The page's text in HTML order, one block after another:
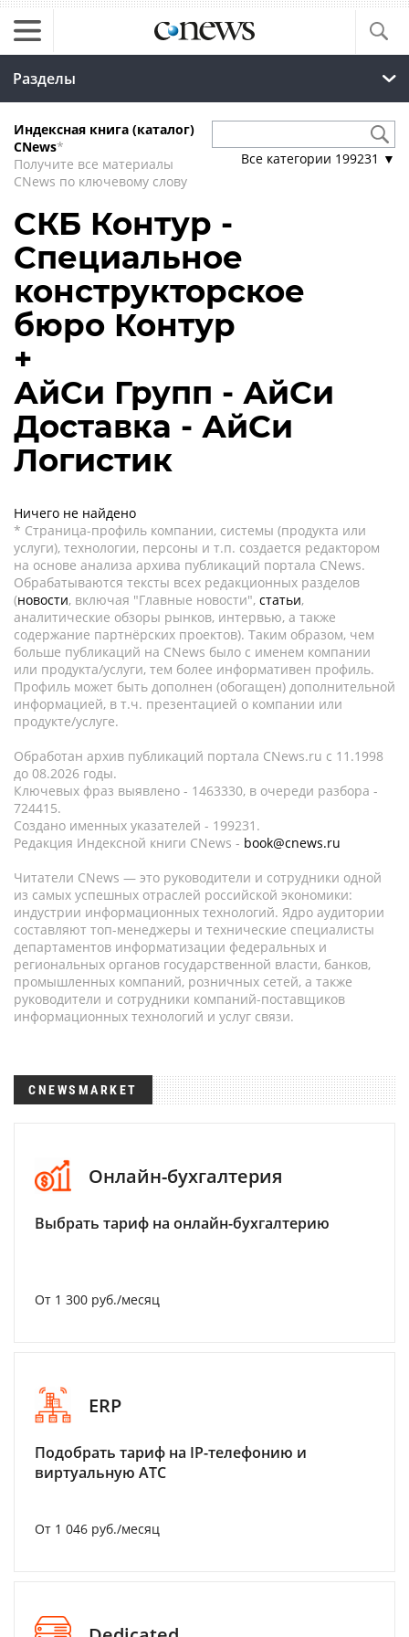
Разделы
Индексная книга (каталог)
CNews*
Получите все материалы
CNews по ключевому слову
Все категории 199231 ▼
СКБ Контур -
Специальное
конструкторское
бюро Контур
+
АйСи Групп - АйСи
Доставка - АйСи
Логистик
Ничего не найдено
* Страница-профиль компании, системы (продукта или
услуги), технологии, персоны и т.п. создается редактором
на основе анализа архива публикаций портала CNews.
Обрабатываются тексты всех редакционных разделов
(новости, включая "Главные новости", статьи,
аналитические обзоры рынков, интервью, а также
содержание партнёрских проектов). Таким образом, чем
больше публикаций на CNews было с именем компании
или продукта/услуги, тем более информативен профиль.
Профиль может быть дополнен (обогащен) дополнительной
информацией, в т.ч. презентацией о компании или
продукте/услуге.
Обработан архив публикаций портала CNews.ru c 11.1998
до 08.2026 годы.
Ключевых фраз выявлено - 1463330, в очереди разбора -
724415.
Создано именных указателей - 199231.
Редакция Индексной книги CNews - book@cnews.ru
Читатели CNews — это руководители и сотрудники одной
из самых успешных отраслей российской экономики:
индустрии информационных технологий. Ядро аудитории
составляют топ-менеджеры и технические специалисты
департаментов информатизации федеральных и
региональных органов государственной власти, банков,
промышленных компаний, розничных сетей, а также
руководители и сотрудники компаний-поставщиков
информационных технологий и услуг связи.
CNEWSMARKET
Онлайн-бухгалтерия
Выбрать тариф на онлайн-бухгалтерию
От 1 300 руб./месяц
ERP
Подобрать тариф на IP-телефонию и
виртуальную АТС
От 1 046 руб./месяц